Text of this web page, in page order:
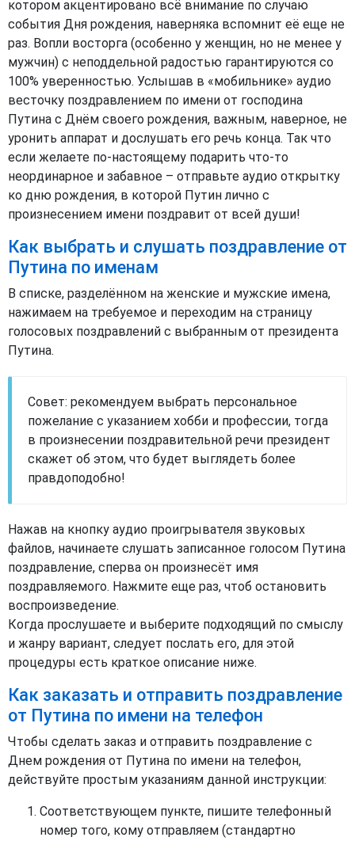
котором акцентировано всё внимание по случаю
события Дня рождения, наверняка вспомнит её еще не
раз. Вопли восторга (особенно у женщин, но не менее у
мужчин) с неподдельной радостью гарантируются со
100% уверенностью. Услышав в «мобильнике» аудио
весточку поздравлением по имени от господина
Путина с Днём своего рождения, важным, наверное, не
уронить аппарат и дослушать его речь конца. Так что
если желаете по-настоящему подарить что-то
неординарное и забавное – отправьте аудио открытку
ко дню рождения, в которой Путин лично с
произнесением имени поздравит от всей души!
Как выбрать и слушать поздравление от
Путина по именам
В списке, разделённом на женские и мужские имена,
нажимаем на требуемое и переходим на страницу
голосовых поздравлений с выбранным от президента
Путина.
Совет: рекомендуем выбрать персональное
пожелание с указанием хобби и профессии, тогда
в произнесении поздравительной речи президент
скажет об этом, что будет выглядеть более
правдоподобно!
Нажав на кнопку аудио проигрывателя звуковых
файлов, начинаете слушать записанное голосом Путина
поздравление, сперва он произнесёт имя
поздравляемого. Нажмите еще раз, чтоб остановить
воспроизведение.
Когда прослушаете и выберите подходящий по смыслу
и жанру вариант, следует послать его, для этой
процедуры есть краткое описание ниже.
Как заказать и отправить поздравление
от Путина по имени на телефон
Чтобы сделать заказ и отправить поздравление с
Днем рождения от Путина по имени на телефон,
действуйте простым указаниям данной инструкции:
Соответствующем пункте, пишите телефонный
номер того, кому отправляем (стандартно